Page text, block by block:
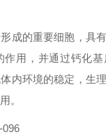
成的重要细胞，具
作用，并通过钙化
内环境的稳定，生
。
096